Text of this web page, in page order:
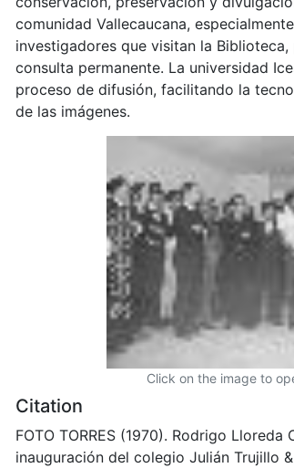
comunidad Vallecaucana,
investigadores que visitan la
consulta permanente. La universidad
proceso de difusión, facilitando la
de las imágenes.
Click on the image to
Citation
FOTO TORRES (1970). Rodrigo Lloreda
inauguración del colegio Julián Trujillo